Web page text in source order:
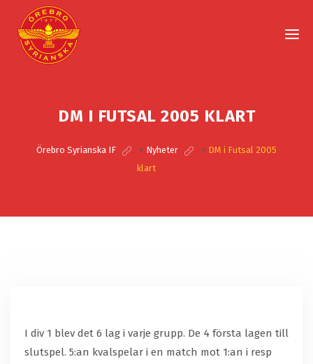
DM I FUTSAL 2005 KLART
Örebro Syrianska IF > Nyheter > DM i Futsal 2005
klart
I div 1 blev det 6 lag i varje grupp. De 4 första lagen till
slutspel. 5:an kvalspelar i en match mot 1:an i resp